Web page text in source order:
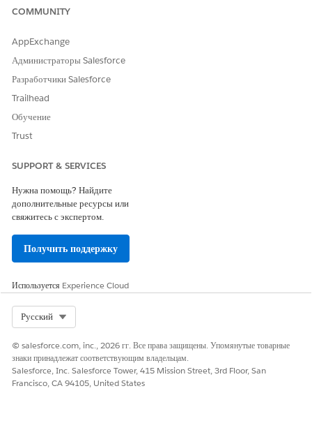
SEE ALSO
Graph
ЭТА СТАТЬЯ РЕШИЛА ВАШУ ПРОБЛЕМУ?
Оставьте свой отзыв, чтобы мы могли стать лучше!
Да
COMMUNITY
AppExchange
Администраторы Salesforce
Разработчики Salesforce
Trailhead
Обучение
Trust
SUPPORT & SERVICES
Нужна помощь? Найдите
дополнительные ресурсы или
свяжитесь с экспертом.
Получить поддержку
Используется Experience Cloud
Русский
© salesforce.com, inc., 2026 гг. Все права защищены. Упомянутые товарные
знаки принадлежат соответствующим владельцам.
Salesforce, Inc. Salesforce Tower, 415 Mission Street, 3rd Floor, San
Francisco, CA 94105, United States